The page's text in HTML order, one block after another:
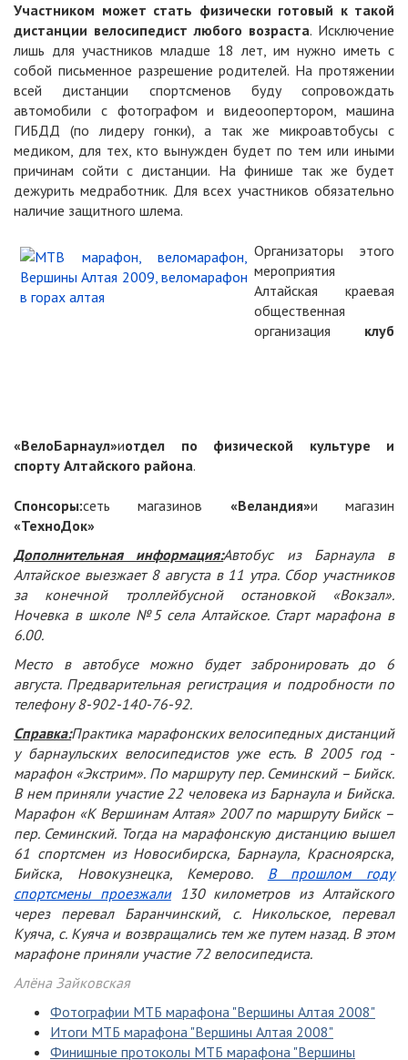
Участником может стать физически готовый к такой
дистанции велосипедист любого возраста. Исключение
лишь для участников младше 18 лет, им нужно иметь с
собой письменное разрешение родителей. На протяжении
всей дистанции спортсменов буду сопровождать
автомобили с фотографом и видеоопертором, машина
ГИБДД (по лидеру гонки), а так же микроавтобусы с
медиком, для тех, кто вынужден будет по тем или иными
причинам сойти с дистанции. На финише так же будет
дежурить медработник. Для всех участников обязательно
наличие защитного шлема.
Организаторы этого
мероприятия
Алтайская краевая
общественная
организация клуб
«ВелоБарнаул»иотдел по физической культуре и
спорту Алтайского района.
Спонсоры:сеть магазинов «Веландия»и магазин
«ТехноДок»
Дополнительная информация:Автобус из Барнаула в
Алтайское выезжает 8 августа в 11 утра. Сбор участников
за конечной троллейбусной остановкой «Вокзал».
Ночевка в школе №5 села Алтайское. Старт марафона в
6.00.
Место в автобусе можно будет забронировать до 6
августа. Предварительная регистрация и подробности по
телефону 8-902-140-76-92.
Справка:Практика марафонских велосипедных дистанций
у барнаульских велосипедистов уже есть. В 2005 год -
марафон «Экстрим». По маршруту пер. Семинский – Бийск.
В нем приняли участие 22 человека из Барнаула и Бийска.
Марафон «К Вершинам Алтая» 2007 по маршруту Бийск –
пер. Семинский. Тогда на марафонскую дистанцию вышел
61 спортсмен из Новосибирска, Барнаула, Красноярска,
Бийска, Новокузнецка, Кемерово. В прошлом году
спортсмены проезжали130 километров из Алтайского
через перевал Баранчинский, с. Никольское, перевал
Куяча, с. Куяча и возвращались тем же путем назад. В этом
марафоне приняли участие 72 велосипедиста.
Алёна Зайковская
Фотографии МТБ марафона "Вершины Алтая 2008"
Итоги МТБ марафона "Вершины Алтая 2008"
Финишные протоколы МТБ марафона "Вершины